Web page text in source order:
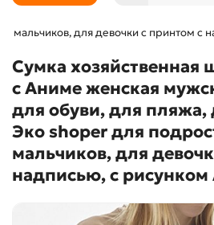
для девочки с принтом с
Сумка хозяйственная
с Аниме женская
для обуви, для пляжа,
Эко shoper для
мальчиков, для
надписью, с рисунком